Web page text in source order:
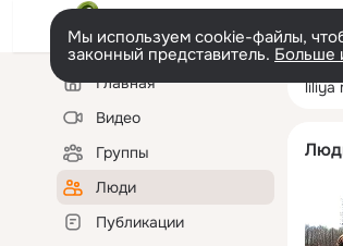
Мы используем cookie-файлы,
законный представитель. Больше
Левая
колонкаГлавная
Видео
Группы
Люди
Публикации